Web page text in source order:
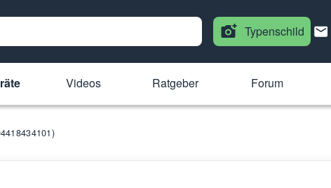
Typenschild
Videos Ratgeber Forum